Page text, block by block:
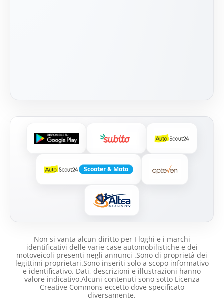
Scooter & Moto
Non si vanta alcun diritto per I loghi e i marchi
identificativi delle varie case automobilistiche e dei
motoveicoli presenti negli annunci .Sono di proprietà dei
legittimi proprietari.Sono inseriti solo a scopo informativo
e identificativo. Dati, descrizioni e illustrazioni hanno
valore indicativo.Alcuni contenuti sono sotto Licenza
Creative Commons eccetto dove specificato
diversamente.